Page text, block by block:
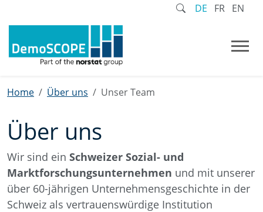
DE FR EN
Home Über uns Unser Team
Über uns
Wir sind ein Schweizer Sozial- und
Marktforschungsunternehmen und mit unserer
über 60-jährigen Unternehmensgeschichte in der
Schweiz als vertrauenswürdige Institution